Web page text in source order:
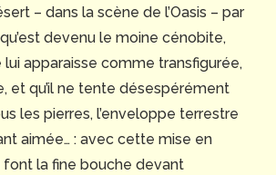
– dans la scène de l’Oasis – par
devenu le moine cénobite,
lui apparaisse comme transfigurée,
et qu’il ne tente désespérément
les pierres, l’enveloppe terrestre
aimée… : avec cette mise en
font la fine bouche devant